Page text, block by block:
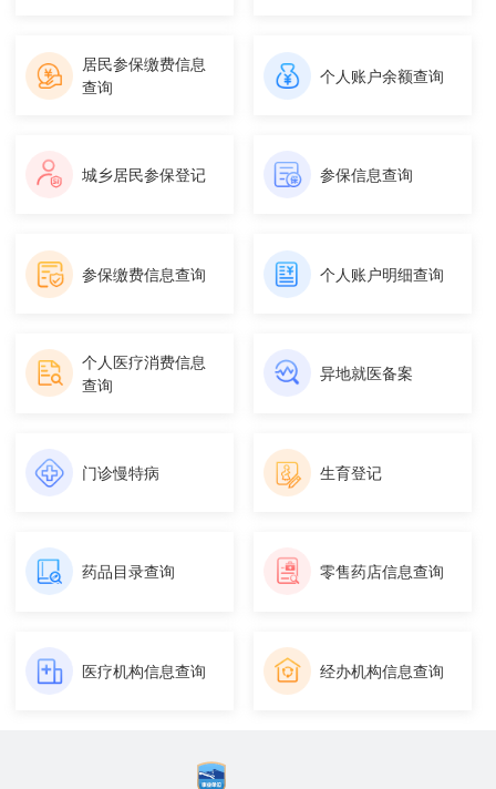
居民参保缴费信息
查询
个人账户余额查询
城乡居民参保登记 参保信息查询
参保缴费信息查询 个人账户明细查询
个人医疗消费信息
查询
异地就医备案
门诊慢特病 生育登记
药品目录查询 零售药店信息查询
医疗机构信息查询 经办机构信息查询